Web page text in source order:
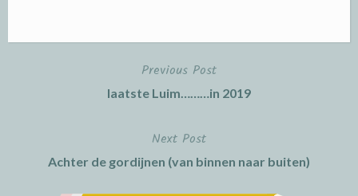
Previous Post
laatste Luim………in 2019
Next Post
Achter de gordijnen (van binnen naar buiten)